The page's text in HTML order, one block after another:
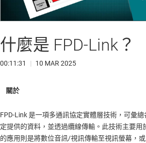
什麼是 FPD-Link？
00:11:31 | 10 MAR 2025
FPD-Link 是一項多通訊協定實體層技術，可彙
定提供的資料，並透過纜線傳輸。此技術主要用
的應用則是將數位音訊/視訊傳輸至視訊螢幕，